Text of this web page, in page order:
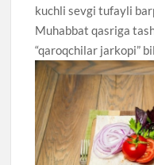
kuchli sevgi tufayli
Muhabbat qasriga
“qaroqchilar jarkopi”